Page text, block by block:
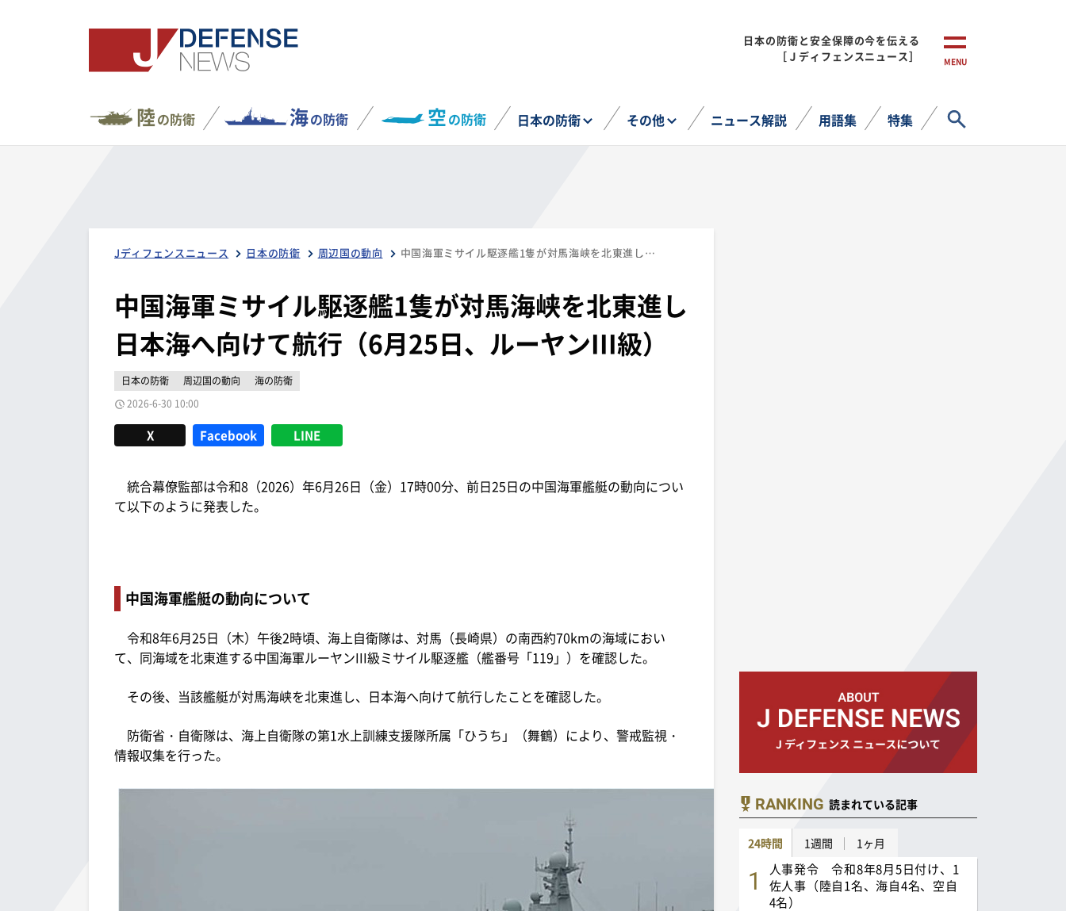
日本の防衛と安全保障の今を伝える
［Ｊディフェンスニュース］
MENU
陸の防衛 海の防衛 空の防衛 日本の防衛 その他 ニュース解説 用語集 特集
Jディフェンスニュース 日本の防衛 周辺国の動向 中国海軍ミサイル駆逐艦1隻が対馬海峡を北東進し日本海へ向けて航行（6月25日、ルーヤンIII級）
中国海軍ミサイル駆逐艦1隻が対馬海峡を北東進し
日本海へ向けて航行（6月25日、ルーヤンIII級）
日本の防衛 周辺国の動向
海の防衛
2026-6-30 10:00
X Facebook LINE
統合幕僚監部は令和8（2026）年6月26日（金）17時00分、前日25日の中国海軍艦艇の動向につい
て以下のように発表した。
中国海軍艦艇の動向について
令和8年6月25日（木）午後2時頃、海上自衛隊は、対馬（長崎県）の南西約70kmの海域におい
て、同海域を北東進する中国海軍ルーヤンIII級ミサイル駆逐艦（艦番号「119」）を確認した。
その後、当該艦艇が対馬海峡を北東進し、日本海へ向けて航行したことを確認した。
防衛省・自衛隊は、海上自衛隊の第1水上訓練支援隊所属「ひうち」（舞鶴）により、警戒監視・
情報収集を行った。
RANKING 読まれている記事
24時間 1週間 1ヶ月
人事発令 令和8年8月5日付け、1
佐人事（陸自1名、海自4名、空自
4名）